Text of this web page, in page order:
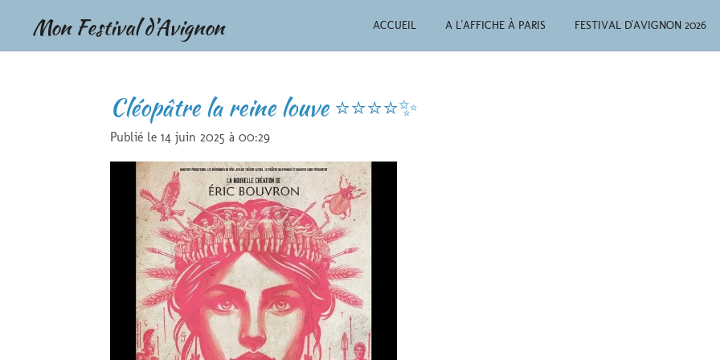
PasserMon Festival d'Avignon ACCUEIL A L'AFFICHE À PARIS FESTIVAL D'AVIGNON 2026
Cléopâtre la reine louve ⭐⭐⭐⭐✨
Publié le 14 juin 2025 à 00:29